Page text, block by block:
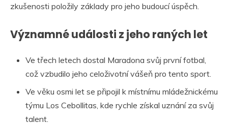
zkušenosti položily základy pro jeho budoucí úspěch.
Významné události z jeho raných let
Ve třech letech dostal Maradona svůj první fotbal,
což vzbudilo jeho celoživotní vášeň pro tento sport.
Ve věku osmi let se připojil k místnímu mládežnickému
týmu Los Cebollitas, kde rychle získal uznání za svůj
talent.